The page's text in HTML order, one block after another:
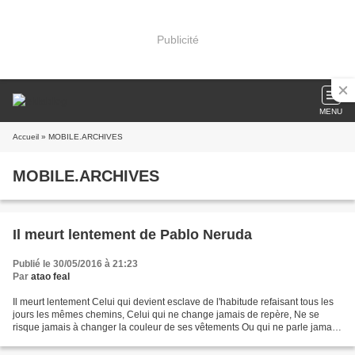
Publicité
MENU
Accueil » MOBILE.ARCHIVES
MOBILE.ARCHIVES
Il meurt lentement de Pablo Neruda
Publié le 30/05/2016 à 21:23
Par atao feal
Il meurt lentement Celui qui devient esclave de l'habitude refaisant tous les
jours les mêmes chemins, Celui qui ne change jamais de repère, Ne se
risque jamais à changer la couleur de ses vêtements Ou qui ne parle jamais